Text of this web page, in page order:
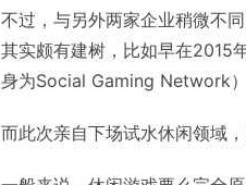
不过，与另外两家企业稍微不
其实颇有建树，比如早在2015
身为Social Gaming Network）
而此次亲自下场试水休闲领域